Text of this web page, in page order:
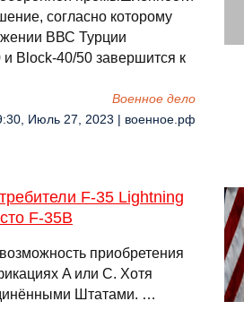
согласно которому
ВВС Турции
Block-40/50 завершится к
Военное дело
Июль 27, 2023 | военное.рф
F-35 Lightning
F-35B
приобретения
A или C. Хотя
Штатами. …